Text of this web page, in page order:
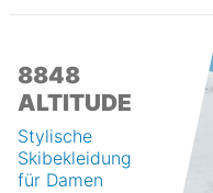
8848
ALTITUDE
Stylische
Skibekleidung
für Damen